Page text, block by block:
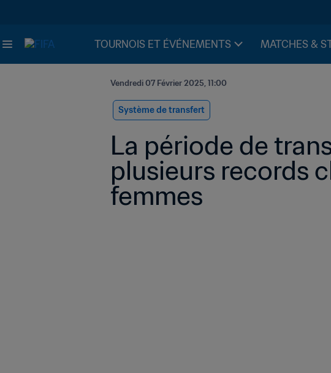
TOURNOIS ET ÉVÉNEMENTS MATCHES &
Vendredi 07 Février 2025, 11:00
Système de transfert
La période de
plusieurs records
femmes